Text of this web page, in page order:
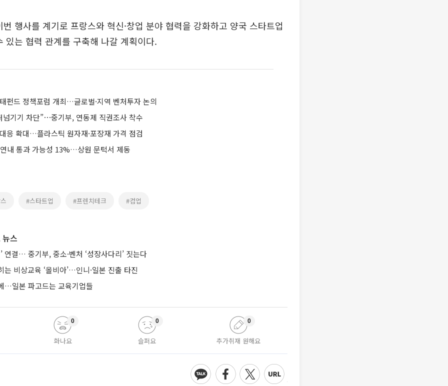
행사를 계기로 프랑스와 혁신·창업 분야 협력을 강화하고 양국 스타트업
있는 협력 관계를 구축해 나갈 계획이다.
펀드 정책포럼 개최…글로벌·지역 벤처투자 논의
넘기기 차단”⋯중기부, 연동제 직권조사 착수
응 확대…플라스틱 원자재·포장재 가격 점검
내 통과 가능성 13%…상원 문턱서 제동
#스타트업 #프렌치테크 #컴업
스
연결… 중기부, 중소·벤처 ‘성장사다리’ 짓는다
는 비상교육 ‘올비아’…인니·일본 진출 타진
…일본 파고드는 교육기업들
화나요
0
슬퍼요
0
추가취재 원해요
0